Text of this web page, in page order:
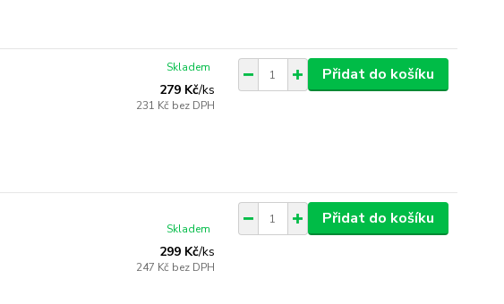
279 Kč/ks
231 Kč bez DPH
Skladem Přidat do košíku
299 Kč/ks
247 Kč bez DPH
Skladem
Přidat do košíku